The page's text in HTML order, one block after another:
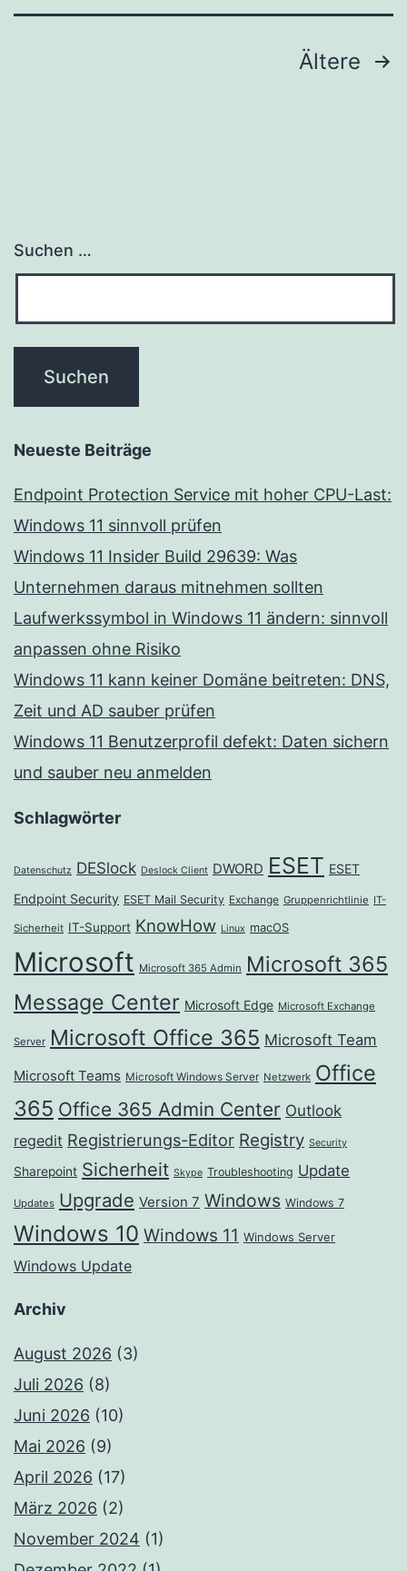
Seitennummerierung
Ältere
Suchen …
Neueste Beiträge
Endpoint Protection Service mit hoher CPU-Last:
Windows 11 sinnvoll prüfen
Windows 11 Insider Build 29639: Was
Unternehmen daraus mitnehmen sollten
Laufwerkssymbol in Windows 11 ändern: sinnvoll
anpassen ohne Risiko
Windows 11 kann keiner Domäne beitreten: DNS,
Zeit und AD sauber prüfen
Windows 11 Benutzerprofil defekt: Daten sichern
und sauber neu anmelden
Schlagwörter
Datenschutz DESlock Deslock Client DWORD ESET ESET
Endpoint Security ESET Mail Security Exchange Gruppenrichtlinie IT-
Sicherheit IT-Support KnowHow Linux macOS
Microsoft Microsoft 365 Admin Microsoft 365
Message Center Microsoft Edge Microsoft Exchange
Server Microsoft Office 365 Microsoft Team
Microsoft Teams Microsoft Windows Server Netzwerk Office
365 Office 365 Admin Center Outlook
regedit Registrierungs-Editor Registry Security
Sharepoint Sicherheit Skype Troubleshooting Update
Updates Upgrade Version 7 Windows Windows 7
Windows 10 Windows 11 Windows Server
Windows Update
Archiv
August 2026 (3)
Juli 2026 (8)
Juni 2026 (10)
Mai 2026 (9)
April 2026 (17)
März 2026 (2)
November 2024 (1)